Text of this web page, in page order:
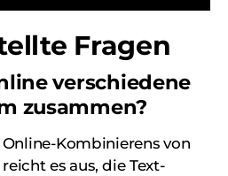
Fragen
verschiedene
zusammen?
Kombinierens von
es aus, die Text-